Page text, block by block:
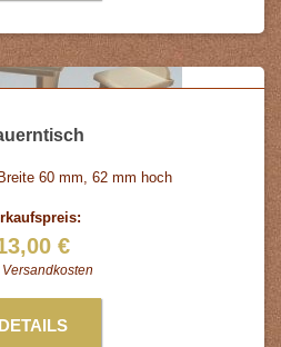
60 mm, 62 mm hoch
€
Versandkosten
DETAILS